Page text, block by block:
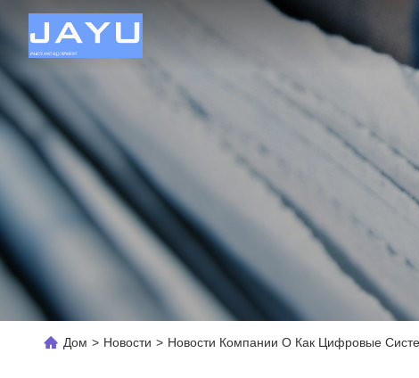
Дом > Новости > Новости Компании О Как Цифровые